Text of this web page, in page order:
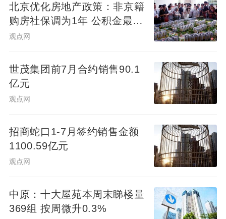
北京优化房地产政策：非京籍
购房社保调为1年 公积金最高
可贷340万元
观点网
世茂集团前7月合约销售90.1
亿元
观点网
招商蛇口1-7月签约销售金额
1100.59亿元
观点网
中原：十大屋苑本周末睇楼量
369组 按周微升0.3%